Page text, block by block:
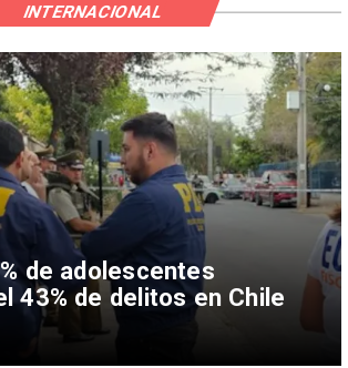
de adolescentes
43% de delitos en Chile
INTERNACIONAL